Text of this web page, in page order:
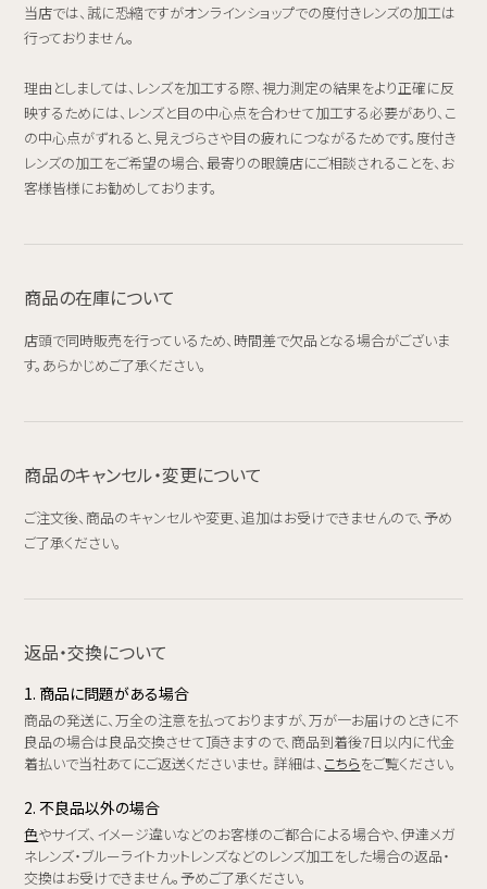
当店では、誠に恐縮ですがオンラインショップでの度付きレンズの加工は
行っておりません。
理由としましては、レンズを加工する際、視力測定の結果をより正確に反
映するためには、レンズと目の中心点を合わせて加工する必要があり、こ
の中心点がずれると、見えづらさや目の疲れにつながるためです。度付き
レンズの加工をご希望の場合、最寄りの眼鏡店にご相談されることを、お
客様皆様にお勧めしております。
商品の在庫について
店頭で同時販売を行っているため、時間差で欠品となる場合がございま
す。あらかじめご了承ください。
商品のキャンセル・変更について
ご注文後、商品のキャンセルや変更、追加はお受けできませんので、予め
ご了承ください。
返品・交換について
1. 商品に問題がある場合
商品の発送に、万全の注意を払っておりますが、万が一お届けのときに不
良品の場合は良品交換させて頂きますので、商品到着後7日以内に代金
着払いで当社あてにご返送くださいませ。 詳細は、 こちらをご覧ください。
2. 不良品以外の場合
色やサイズ、イメージ違いなどのお客様のご都合による場合や、伊達メガ
ネレンズ・ブルーライトカットレンズなどのレンズ加工をした場合の返品・
交換はお受けできません。予めご了承ください。